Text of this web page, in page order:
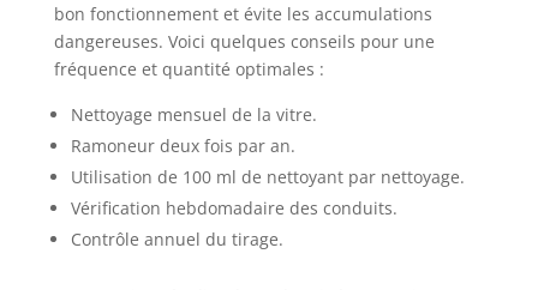
bon fonctionnement et évite les accumulations
dangereuses. Voici quelques conseils pour une
fréquence et quantité optimales :
Nettoyage mensuel de la vitre.
Ramoneur deux fois par an.
Utilisation de 100 ml de nettoyant par nettoyage.
Vérification hebdomadaire des conduits.
Contrôle annuel du tirage.